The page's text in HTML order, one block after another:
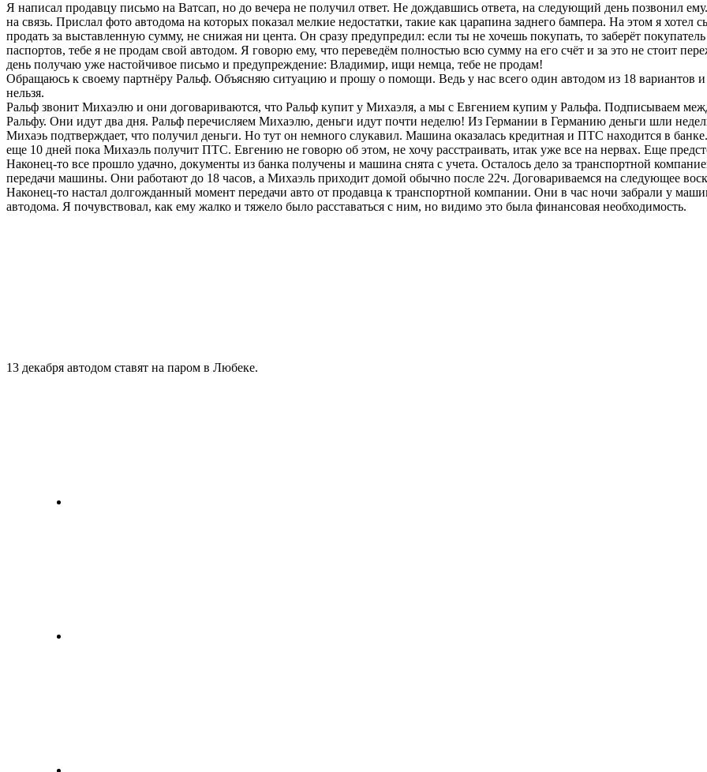
Я написал продавцу письмо на Ватсап, но до вечера не получил ответ. Не дождавшись ответа, на следующий день позвонил
на связь. Прислал фото автодома на которых показал мелкие недостатки, такие как царапина заднего бампера. На этом я
продать за выставленную сумму, не снижая ни цента. Он сразу предупредил: если ты не хочешь покупать, то заберёт
паспортов, тебе я не продам свой автодом. Я говорю ему, что переведём полностью всю сумму на его счёт и за это не стоит
день получаю уже настойчивое письмо и предупреждение: Владимир, ищи немца, тебе не продам!
Обращаюсь к своему партнёру Ральф. Объясняю ситуацию и прошу о помощи. Ведь у нас всего один автодом из 18 вариантов и
нельзя.
Ральф звонит Михаэлю и они договариваются, что Ральф купит у Михаэля, а мы с Евгением купим у Ральфа. Подписываем
Ральфу. Они идут два дня. Ральф перечисляем Михаэлю, деньги идут почти неделю! Из Германии в Германию деньги шли
Михаэь подтверждает, что получил деньги. Но тут он немного слукавил. Машина оказалась кредитная и ПТС находится в
еще 10 дней пока Михаэль получит ПТС. Евгению не говорю об этом, не хочу расстраивать, итак уже все на нервах. Еще
Наконец-то все прошло удачно, документы из банка получены и машина снята с учета. Осталось дело за транспортной
передачи машины. Они работают до 18 часов, а Михаэль приходит домой обычно после 22ч. Договариваемся на следующее
Наконец-то настал долгожданный момент передачи авто от продавца к транспортной компании. Они в час ночи забрали у
автодома. Я почувствовал, как ему жалко и тяжело было расставаться с ним, но видимо это была финансовая необходимость.
13 декабря автодом ставят на паром в Любеке.